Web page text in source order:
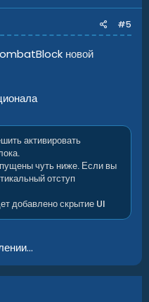
#5
новой
активировать
чуть ниже. Если вы
отступ
добавлено скрытие UI